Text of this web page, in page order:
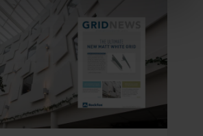
Yhdysvallat, ja hyväksymällä
tämän siirron. Muistathan, että
maassa ei välttämättä ole
maissa.
asettamisesta,
tiedoista, linkeistä mahdollisten
tietosuojakäytäntöön ja siitä, kuinka
säilyy tallennettuna päätelaitteellesi.